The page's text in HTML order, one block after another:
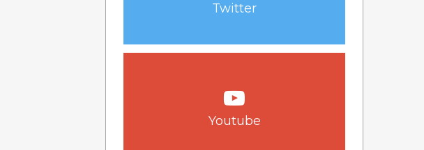
Twitter
Youtube